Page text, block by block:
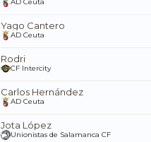
AD Ceuta
Yago Cantero
AD Ceuta
Rodri
CF Intercity
Carlos Hernández
AD Ceuta
Jota López
Unionistas de Salamanca CF